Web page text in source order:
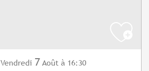
Vendredi 7 Août à 16:30